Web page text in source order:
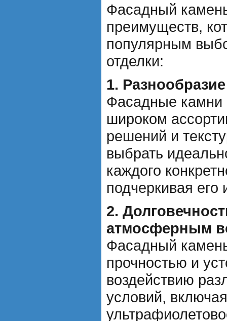
Фасадный
преимуществ,
популярным
отделки:
1.
Фасадные камни
широком
решений и
выбрать
каждого
подчеркивая его
2.
атмосферным
Фасадный
прочностью и
воздействию
условий,